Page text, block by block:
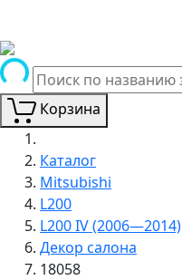
Корзина
Каталог
Mitsubishi
L200
L200 IV (2006—2014)
Декор салона
18058